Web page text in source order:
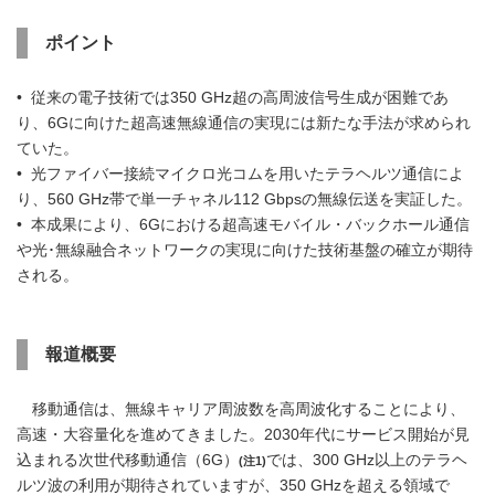
ポイント
• 従来の電子技術では350 GHz超の高周波信号生成が困難であ
り、6Gに向けた超高速無線通信の実現には新たな手法が求められ
ていた。
• 光ファイバー接続マイクロ光コムを用いたテラヘルツ通信によ
り、560 GHz帯で単一チャネル112 Gbpsの無線伝送を実証した。
• 本成果により、6Gにおける超高速モバイル・バックホール通信
や光･無線融合ネットワークの実現に向けた技術基盤の確立が期待
される。
報道概要
移動通信は、無線キャリア周波数を高周波化することにより、
高速・大容量化を進めてきました。2030年代にサービス開始が見
込まれる次世代移動通信（6G）
(注1)では、300 GHz以上のテラヘ
ルツ波の利用が期待されていますが、350 GHzを超える領域で